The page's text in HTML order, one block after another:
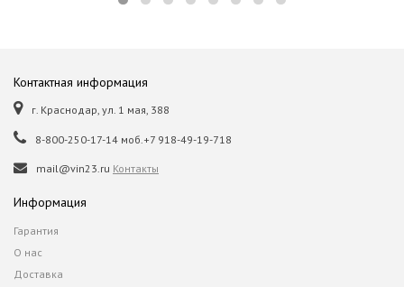
Контактная информация
г. Краснодар, ул. 1 мая, 388
8-800-250-17-14 моб.+7 918-49-19-718
mail@vin23.ru Контакты
Информация
Гарантия
О нас
Доставка